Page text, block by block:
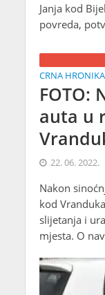
Janja kod
povreda,
CRNA HRONIKA
FOTO:
auta u
22. 06. 2022.
Nakon
kod
slijetanja i
mjesta. O